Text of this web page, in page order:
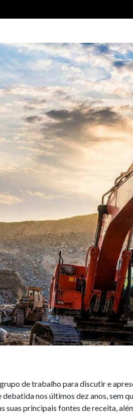
de trabalho para discutir e
nos últimos dez anos, sem
suas principais fontes de receita,